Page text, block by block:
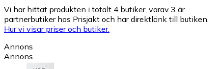
Vi har hittat produkten i totalt 4 butiker, varav 3 är
partnerbutiker hos Prisjakt och har direktlänk till butiken.
Hur vi visar priser och butiker.
Annons
Annons